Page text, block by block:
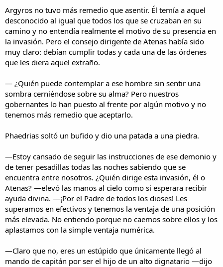
Argyros no tuvo más remedio que asentir. Él temía a aquel
desconocido al igual que todos los que se cruzaban en su
camino y no entendía realmente el motivo de su presencia en
la invasión. Pero el consejo dirigente de Atenas había sido
muy claro: debían cumplir todas y cada una de las órdenes
que les diera aquel extraño.
— ¿Quién puede contemplar a ese hombre sin sentir una
sombra cerniéndose sobre su alma? Pero nuestros
gobernantes lo han puesto al frente por algún motivo y no
tenemos más remedio que aceptarlo.
Phaedrias soltó un bufido y dio una patada a una piedra.
—Estoy cansado de seguir las instrucciones de ese demonio y
de tener pesadillas todas las noches sabiendo que se
encuentra entre nosotros. ¿Quién dirige esta invasión, él o
Atenas? —elevó las manos al cielo como si esperara recibir
ayuda divina. —¡Por el Padre de todos los dioses! Les
superamos en efectivos y tenemos la ventaja de una posición
más elevada. No entiendo porque no caemos sobre ellos y los
aplastamos con la simple ventaja numérica.
—Claro que no, eres un estúpido que únicamente llegó al
mando de capitán por ser el hijo de un alto dignatario —dijo